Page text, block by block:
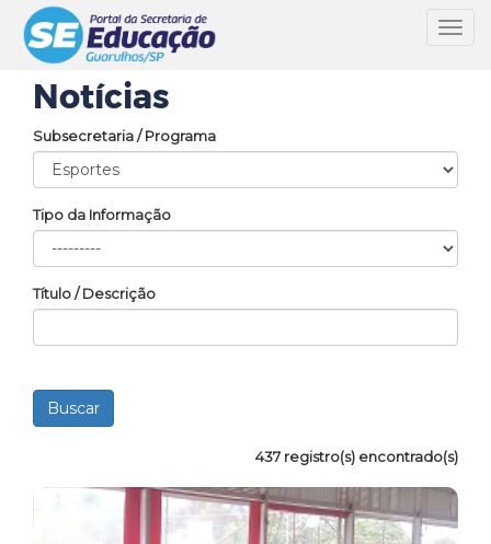
Notícias
Subsecretaria / Programa
Tipo da Informação
Título / Descrição
437 registro(s) encontrado(s)